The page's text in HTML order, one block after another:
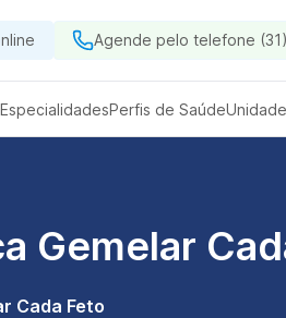
Agende pelo telefone
EspecialidadesPerfis de Saúde
Gemelar
Cada Feto